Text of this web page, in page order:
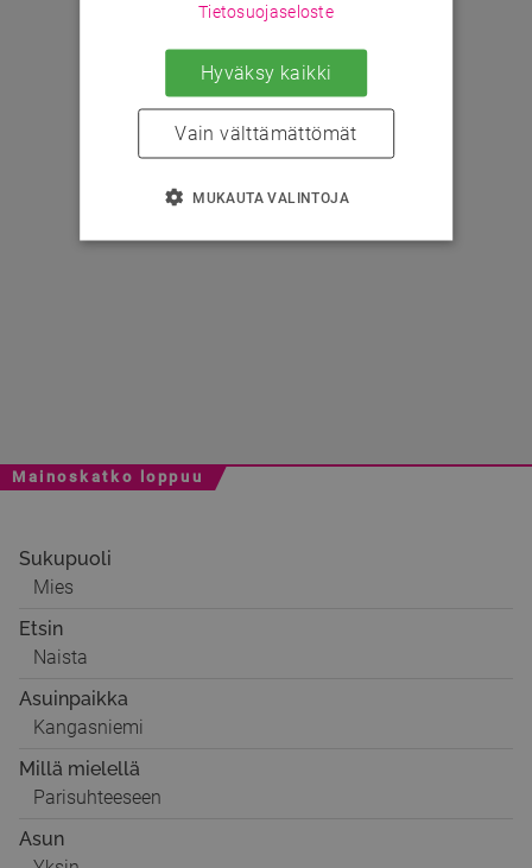
Mainoskatko loppuu
Sukupuoli
Mies
Etsin
Naista
Asuinpaikka
Kangasniemi
Millä mielellä
Parisuhteeseen
Asun
Tietosuojaseloste
Hyväksy kaikki
Vain välttämättömät
MUKAUTA VALINTOJA